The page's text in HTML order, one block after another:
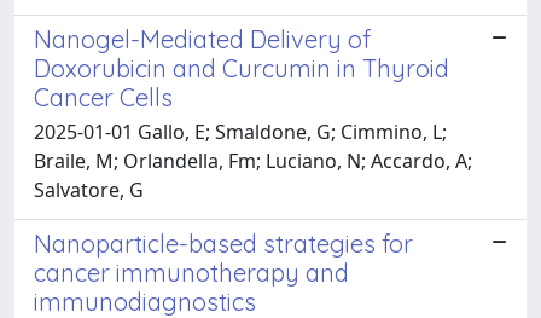
Nanogel-Mediated Delivery of
Doxorubicin and Curcumin in Thyroid
Cancer Cells
2025-01-01 Gallo, E; Smaldone, G; Cimmino, L;
Braile, M; Orlandella, Fm; Luciano, N; Accardo, A;
Salvatore, G
Nanoparticle-based strategies for
cancer immunotherapy and
immunodiagnostics